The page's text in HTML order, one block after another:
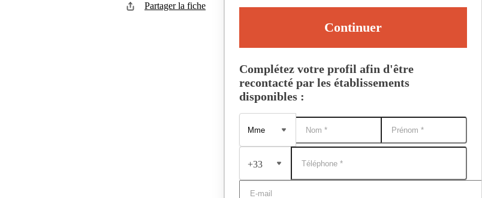
Partager la fiche
Continuer
Complétez votre profil afin d'être
recontacté par les établissements
disponibles :
+33